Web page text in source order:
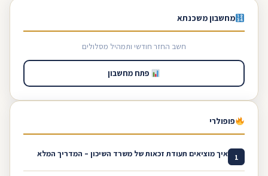
מחשבון משכנתא
חשב החזר חודשי ותמהיל מסלולים
פתח מחשבון
פופולרי
1 איך מוציאים תעודת זכאות של משרד השיכון – המדריך המלא